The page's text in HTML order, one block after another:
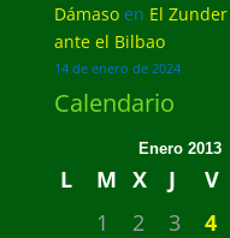
Dámasoen El
ante el Bilbao
14 de enero de 2024
Calendario
Enero 2013
L M X J V
1
2 3 4